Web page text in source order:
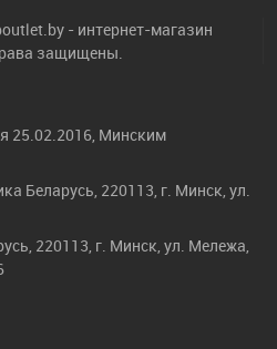
- интернет-магазин
защищены.
25.02.2016, Минским
Беларусь, 220113, г. Минск, ул.
220113, г. Минск, ул. Мележа,